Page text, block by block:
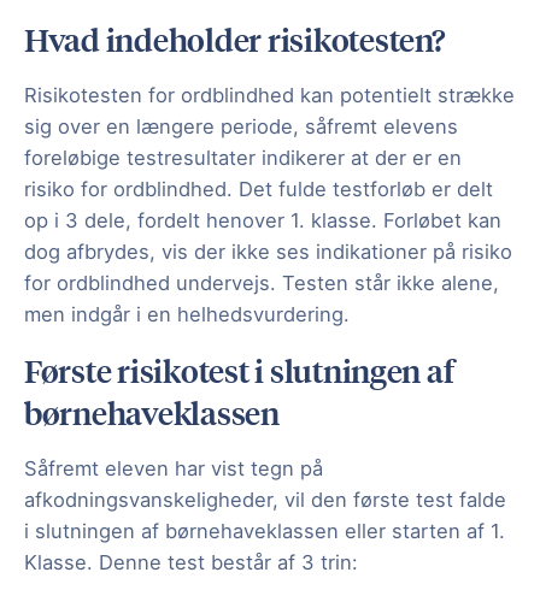
Hvad indeholder risikotesten?
Risikotesten for ordblindhed kan potentielt strække
sig over en længere periode, såfremt elevens
foreløbige testresultater indikerer at der er en
risiko for ordblindhed. Det fulde testforløb er delt
op i 3 dele, fordelt henover 1. klasse. Forløbet kan
dog afbrydes, vis der ikke ses indikationer på risiko
for ordblindhed undervejs. Testen står ikke alene,
men indgår i en helhedsvurdering.
Første risikotest i slutningen af
børnehaveklassen
Såfremt eleven har vist tegn på
afkodningsvanskeligheder, vil den første test falde
i slutningen af børnehaveklassen eller starten af 1.
Klasse. Denne test består af 3 trin: